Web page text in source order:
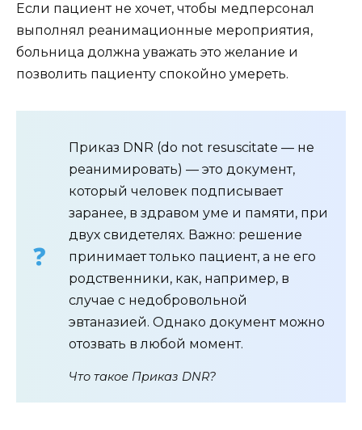
Если пациент не хочет, чтобы медперсонал
выполнял реанимационные мероприятия,
больница должна уважать это желание и
позволить пациенту спокойно умереть.
Приказ DNR (do not resuscitate — не
реанимировать) — это документ,
который человек подписывает
заранее, в здравом уме и памяти, при
двух свидетелях. Важно: решение
принимает только пациент, а не его
родственники, как, например, в
случае с недобровольной
эвтаназией. Однако документ можно
отозвать в любой момент.
Что такое Приказ DNR?